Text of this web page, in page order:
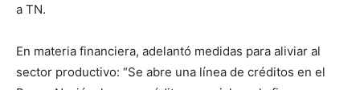
a TN.
En materia financiera, adelantó medidas para aliviar al
sector productivo: “Se abre una línea de créditos en el